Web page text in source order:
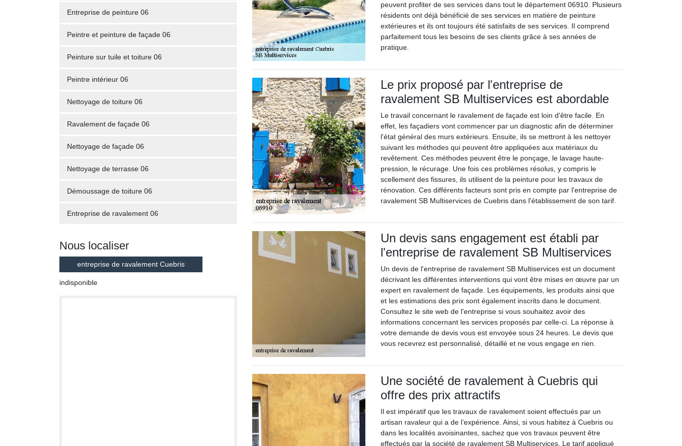
Entreprise de peinture 06
Peintre et peinture de façade 06
Peinture sur tuile et toiture 06
Peintre intérieur 06
Nettoyage de toiture 06
Ravalement de façade 06
Nettoyage de façade 06
Nettoyage de terrasse 06
Démoussage de toiture 06
Entreprise de ravalement 06
Nous localiser
entreprise de ravalement Cuebris
indisponible
peuvent profiter de ses services dans tout le département 06910. Plusieurs
résidents ont déjà bénéficié de ses services en matière de peinture
extérieures et ils ont toujours été satisfaits de ses services. Il comprend
parfaitement tous les besoins de ses clients grâce à ses années de
pratique.
Le prix proposé par l'entreprise de
ravalement SB Multiservices est abordable
Le travail concernant le ravalement de façade est loin d'être facile. En
effet, les façadiers vont commencer par un diagnostic afin de déterminer
l'état général des murs extérieurs. Ensuite, ils se mettront à les nettoyer
suivant les méthodes qui peuvent être appliquées aux matériaux du
revêtement. Ces méthodes peuvent être le ponçage, le lavage haute-
pression, le récurage. Une fois ces problèmes résolus, y compris le
scellement des fissures, ils utilisent de la peinture pour les travaux de
rénovation. Ces différents facteurs sont pris en compte par l'entreprise de
ravalement SB Multiservices de Cuebris dans l'établissement de son tarif.
Un devis sans engagement est établi par
l'entreprise de ravalement SB Multiservices
Un devis de l'entreprise de ravalement SB Multiservices est un document
décrivant les différentes interventions qui vont être mises en œuvre par un
expert en ravalement de façade. Les équipements, les produits ainsi que
et les estimations des prix sont également inscrits dans le document.
Consultez le site web de l'entreprise si vous souhaitez avoir des
informations concernant les services proposés par celle-ci. La réponse à
votre demande de devis vous est envoyée sous 24 heures. Le devis que
vous recevrez est personnalisé, détaillé et ne vous engage en rien.
Une société de ravalement à Cuebris qui
offre des prix attractifs
Il est impératif que les travaux de ravalement soient effectués par un
artisan ravaleur qui a de l’expérience. Ainsi, si vous habitez à Cuebris ou
dans les localités avoisinantes, sachez que vos travaux peuvent être
effectués par la société de ravalement SB Multiservices. Le tarif appliqué